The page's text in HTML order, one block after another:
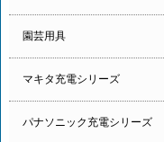
園芸用具
マキタ充電シリーズ
パナソニック充電シリーズ